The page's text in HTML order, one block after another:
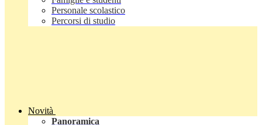
Personale scolastico
Percorsi di studio
Novità
Panoramica